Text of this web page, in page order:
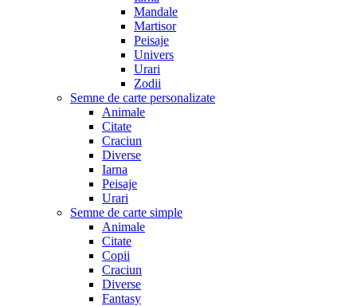
Mandale
Martisor
Peisaje
Univers
Urari
Zodii
Semne de carte personalizate
Animale
Citate
Craciun
Diverse
Iarna
Peisaje
Urari
Semne de carte simple
Animale
Citate
Copii
Craciun
Diverse
Fantasy